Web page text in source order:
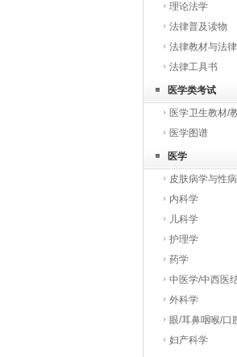
理论法学
法律普及读物
法律教材与法
法律工具书
医学类考试
医学卫生教材/
医学图谱
医学
皮肤病学与性
内科学
儿科学
护理学
药学
中医学/中西医
外科学
眼/耳鼻咽喉/口
妇产科学